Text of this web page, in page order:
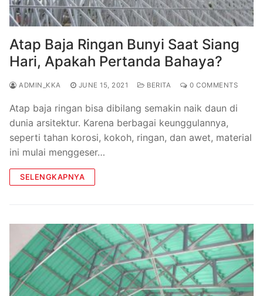
Atap Baja Ringan Bunyi Saat Siang
Hari, Apakah Pertanda Bahaya?
ADMIN_KKA JUNE 15, 2021 BERITA 0 COMMENTS
Atap baja ringan bisa dibilang semakin naik daun di
dunia arsitektur. Karena berbagai keunggulannya,
seperti tahan korosi, kokoh, ringan, dan awet, material
ini mulai menggeser…
SELENGKAPNYA